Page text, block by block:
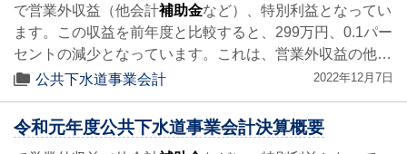
で営業外収益（他会計補助金など）、特別利益となってい
ます。この収益を前年度と比較すると、299万円、0.1パー
セントの減少となっています。これは、営業外収益の他…
公共下水道事業会計
2022年12月7日
令和元年度公共下水道事業会計決算概要